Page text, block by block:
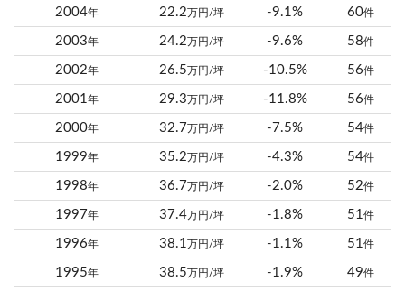
2004年 22.2 万円/坪 -9.1% 60件
2003年 24.2 万円/坪 -9.6% 58件
2002年 26.5 万円/坪 -10.5% 56件
2001年 29.3 万円/坪 -11.8% 56件
2000年 32.7 万円/坪 -7.5% 54件
1999年 35.2 万円/坪 -4.3% 54件
1998年 36.7 万円/坪 -2.0% 52件
1997年 37.4 万円/坪 -1.8% 51件
1996年 38.1 万円/坪 -1.1% 51件
1995年 38.5 万円/坪 -1.9% 49件